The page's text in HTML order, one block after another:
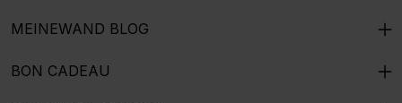
MEINEWAND BLOG
BON CADEAU